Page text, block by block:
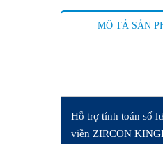
MÔ TẢ SẢN
Hỗ trợ tính toán số
viền ZIRCON